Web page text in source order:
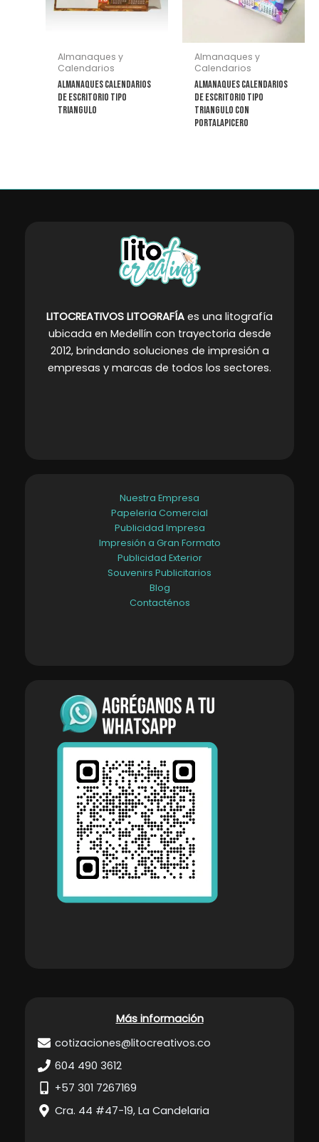
Almanaques y
Calendarios
Almanaques Calendarios
de Escritorio Tipo
Triangulo
Almanaques y
Calendarios
Almanaques Calendarios
de Escritorio Tipo
Triangulo con
Portalapicero
LITOCREATIVOS LITOGRAFÍA es una litografía
ubicada en Medellín con trayectoria desde
2012, brindando soluciones de impresión a
empresas y marcas de todos los sectores.
Nuestra Empresa
Papeleria Comercial
Publicidad Impresa
Impresión a Gran Formato
Publicidad Exterior
Souvenirs Publicitarios
Blog
Contacténos
Más información
cotizaciones@litocreativos.co
604 490 3612
+57 301 7267169
Cra. 44 #47-19, La Candelaria